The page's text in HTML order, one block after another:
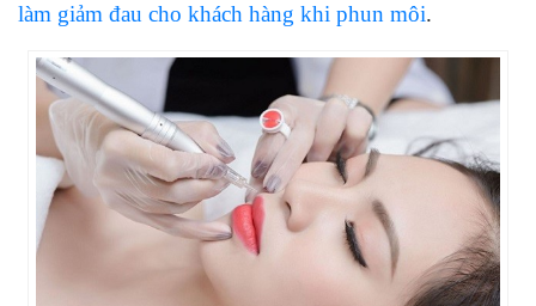
làm giảm đau cho khách hàng khi phun môi.